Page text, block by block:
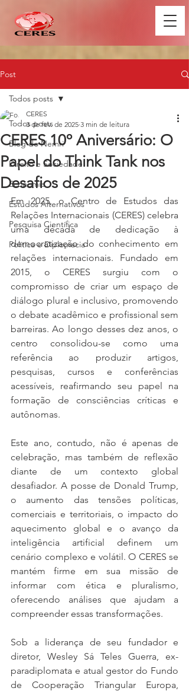
Post
Todos posts
Blog do Nemri
Direito e Sociedade
Economia
Estudos Alternativos
Pesquisa Científica
Política e Diplomacia
Todos posts
CERES 10º Aniversário: O
Papel do Think Tank nos
Desafios de 2025
CERES
3 de fev. de 2025 3 min de leitura
Em 2025, o Centro de Estudos das
Relações Internacionais (CERES) celebra
uma década de dedicação à
democratização do conhecimento em
relações internacionais. Fundado em
2015, o CERES surgiu com o
compromisso de criar um espaço de
diálogo plural e inclusivo, promovendo
o debate acadêmico e profissional sem
barreiras. Ao longo desses dez anos, o
centro consolidou-se como uma
referência ao produzir artigos,
pesquisas, cursos e conferências
acessíveis, reafirmando seu papel na
formação de consciências críticas e
autônomas.
Este ano, contudo, não é apenas de
celebração, mas também de reflexão
diante de um contexto global
desafiador. A posse de Donald Trump,
o aumento das tensões políticas,
comerciais e territoriais, o impacto do
aquecimento global e o avanço da
inteligência artificial definem um
cenário complexo e volátil. O CERES se
mantém firme em sua missão de
informar com ética e pluralismo,
oferecendo análises que ajudam a
compreender essas transformações.
Sob a liderança de seu fundador e
diretor, Wesley Sá Teles Guerra, ex-
paradiplomata e atual gestor do Fundo
de Cooperação Triangular Europa,